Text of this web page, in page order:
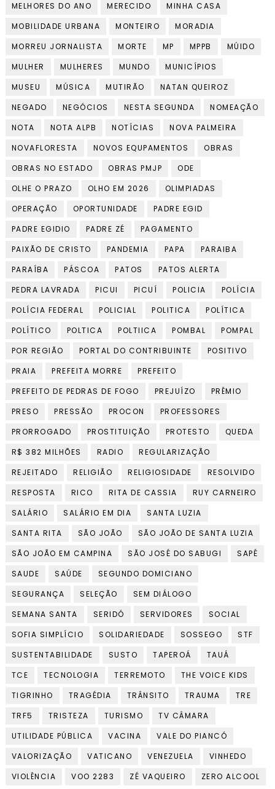
MELHORES DO ANO
MERECIDO
MINHA CASA
MOBILIDADE URBANA
MONTEIRO
MORADIA
MORREU JORNALISTA
MORTE MP MPPB
MÚIDO
MULHER
MULHERES MUNDO
MUNICÍPIOS
MUSEU
MÚSICA MUTIRÃO
NATAN QUEIROZ
NEGADO
NEGÓCIOS NESTA SEGUNDA
NOMEAÇÃO
NOTA
NOTA ALPB NOTÍCIAS
NOVA PALMEIRA
NOVAFLORESTA
NOVOS EQUPAMENTOS
OBRAS
OBRAS NO ESTADO
OBRAS PMJP
ODE
OLHE O PRAZO
OLHO EM 2026
OLIMPIADAS
OPERAÇÃO
OPORTUNIDADE
PADRE EGID
PADRE EGIDIO
PADRE ZÉ
PAGAMENTO
PAIXÃO DE CRISTO
PANDEMIA PAPA
PARAIBA
PARAÍBA
PÁSCOA PATOS
PATOS ALERTA
PEDRA LAVRADA
PICUI PICUÍ POLICIA
POLÍCIA
POLÍCIA FEDERAL
POLICIAL POLITICA
POLÍTICA
POLÍTICO
POLTICA POLTIICA POMBAL
POMPAL
POR REGIÃO
PORTAL DO CONTRIBUINTE
POSITIVO
PRAIA
PREFEITA MORRE
PREFEITO
PREFEITO DE PEDRAS DE FOGO
PREJUÍZO
PRÊMIO
PRESO
PRESSÃO PROCON
PROFESSORES
PRORROGADO
PROSTITUIÇÃO PROTESTO
QUEDA
R$ 382 MILHÕES
RADIO
REGULARIZAÇÃO
REJEITADO
RELIGIÃO RELIGIOSIDADE
RESOLVIDO
RESPOSTA
RICO RITA DE CASSIA
RUY CARNEIRO
SALÁRIO
SALÁRIO EM DIA
SANTA LUZIA
SANTA RITA
SÃO JOÃO
SÃO JOÃO DE SANTA LUZIA
SÃO JOÃO EM CAMPINA
SÃO JOSÉ DO SABUGI
SAPÉ
SAUDE
SAÚDE
SEGUNDO DOMICIANO
SEGURANÇA
SELEÇÃO
SEM DIÁLOGO
SEMANA SANTA
SERIDÓ SERVIDORES
SOCIAL
SOFIA SIMPLÍCIO
SOLIDARIEDADE SOSSEGO
STF
SUSTENTABILIDADE
SUSTO TAPEROÁ
TAUÁ
TCE
TECNOLOGIA TERREMOTO
THE VOICE KIDS
TIGRINHO
TRAGÉDIA TRÂNSITO TRAUMA
TRE
TRF5
TRISTEZA TURISMO
TV CÂMARA
UTILIDADE PÚBLICA
VACINA
VALE DO PIANCÓ
VALORIZAÇÃO
VATICANO VENEZUELA
VINHEDO
VIOLÊNCIA
VOO 2283 ZÉ VAQUEIRO ZERO ALCOOL